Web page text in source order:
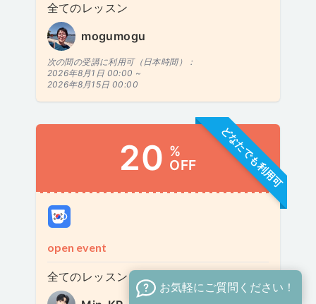
全てのレッスン
mogumogu
次の間の受講に利用可（日本時間）：
2026年8月1日 00:00 ~
2026年8月15日 00:00
どなたでも利用可
20 %
OFF
open event
全てのレッスン
お気軽にご質問ください！